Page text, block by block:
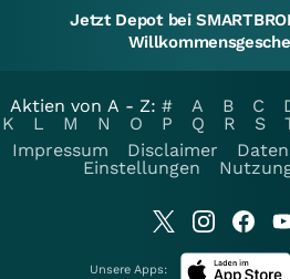
Jetzt Depot bei
Aktien von A - Z: # A B C
K
L M N O P Q R S
Impressum
Disclaimer
Einstellungen
Unsere Apps: